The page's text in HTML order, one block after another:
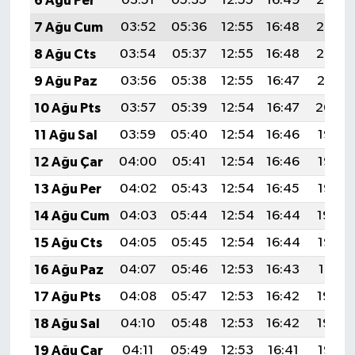
7 Ağu Cum
03:52 05:36 12:55 16:48
20:03
8 Ağu Cts
03:54 05:37 12:55 16:48
20:02
9 Ağu Paz
03:56 05:38 12:55 16:47
20:01
10 Ağu Pts
03:57 05:39 12:54 16:47
20:00
11 Ağu Sal
03:59 05:40 12:54 16:46
19:58
12 Ağu Çar
04:00 05:41 12:54 16:46
19:57
13 Ağu Per
04:02 05:43 12:54 16:45
19:55
14 Ağu Cum
04:03 05:44 12:54 16:44
19:54
15 Ağu Cts
04:05 05:45 12:54 16:44
19:53
16 Ağu Paz
04:07 05:46 12:53 16:43
19:51
17 Ağu Pts
04:08 05:47 12:53 16:42
19:50
18 Ağu Sal
04:10 05:48 12:53 16:42
19:48
19 Ağu Çar
04:11 05:49 12:53 16:41 19:47